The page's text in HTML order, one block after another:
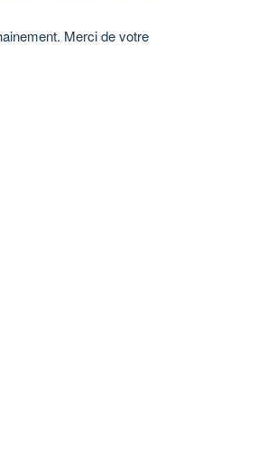
Merci de votre